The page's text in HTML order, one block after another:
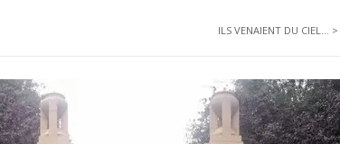
ILS VENAIENT DU CIEL... >